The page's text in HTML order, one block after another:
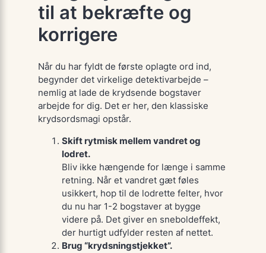
til at bekræfte og
korrigere
Når du har fyldt de første oplagte ord ind,
begynder det virkelige detektivarbejde –
nemlig at lade de krydsende bogstaver
arbejde for dig. Det er her, den klassiske
krydsords­magi opstår.
Skift rytmisk mellem vandret og
lodret.
Bliv ikke hængende for længe i samme
retning. Når et vandret gæt føles
usikkert, hop til de lodrette felter, hvor
du nu har 1-2 bogstaver at bygge
videre på. Det giver en sneboldeffekt,
der hurtigt udfylder resten af nettet.
Brug “krydsnings­tjekket”.